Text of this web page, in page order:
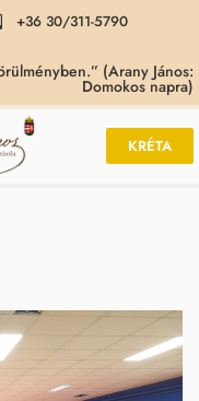
+36 30/311-5790
(Arany János:
Domokos napra)
KRÉTA